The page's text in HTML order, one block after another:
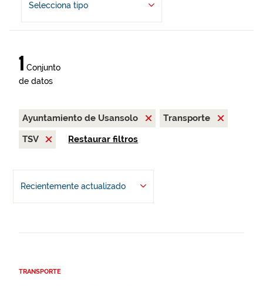
Selecciona tipo
1 Conjunto
de datos
Ayuntamiento de Usansolo
Transporte
TSV
Restaurar filtros
Recientemente actualizado
TRANSPORTE